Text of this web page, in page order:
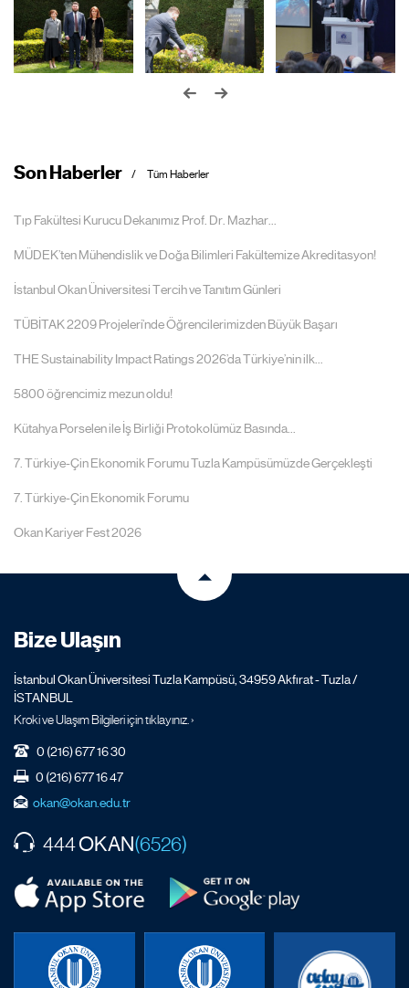
Son Haberler Tüm Haberler
Tıp Fakültesi Kurucu Dekanımız Prof. Dr. Mazhar...
MÜDEK’ten Mühendislik ve Doğa Bilimleri Fakültemize Akreditasyon!
İstanbul Okan Üniversitesi Tercih ve Tanıtım Günleri
TÜBİTAK 2209 Projeleri’nde Öğrencilerimizden Büyük Başarı
THE Sustainability Impact Ratings 2026’da Türkiye’nin ilk...
5800 öğrencimiz mezun oldu!
Kütahya Porselen ile İş Birliği Protokolümüz Basında...
7. Türkiye-Çin Ekonomik Forumu Tuzla Kampüsümüzde Gerçekleşti
7. Türkiye-Çin Ekonomik Forumu
Okan Kariyer Fest 2026
Bize Ulaşın
İstanbul Okan Üniversitesi Tuzla Kampüsü, 34959 Akfırat - Tuzla /
İSTANBUL
Kroki ve Ulaşım Bilgileri için tıklayınız. ›
0 (216) 677 16 30
0 (216) 677 16 47
okan@okan.edu.tr
444OKAN(6526)